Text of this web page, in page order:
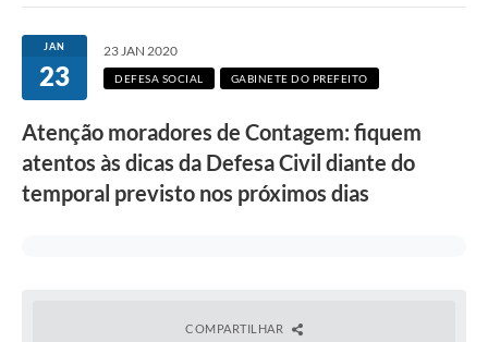
JAN
23
23 JAN 2020
DEFESA SOCIAL GABINETE DO PREFEITO
Atenção moradores de Contagem: fiquem
atentos às dicas da Defesa Civil diante do
temporal previsto nos próximos dias
COMPARTILHAR